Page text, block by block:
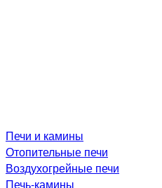
Печи и камины
Отопительные печи
Воздухогрейные печи
Печь-камины